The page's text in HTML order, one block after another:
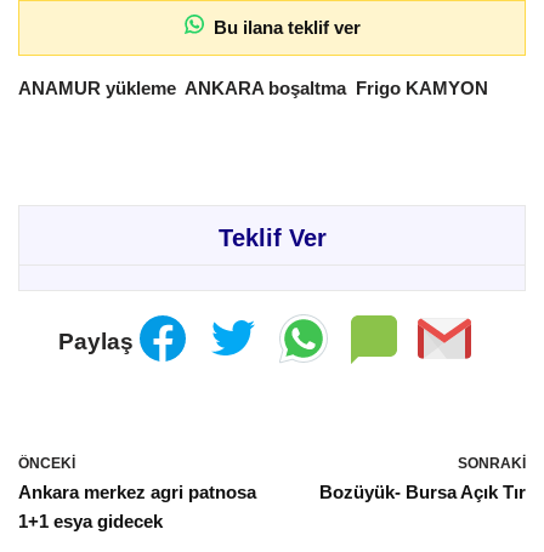
Bu ilana teklif ver
ANAMUR yükleme ANKARA boşaltma Frigo KAMYON
Teklif Ver
Paylaş
ÖNCEKI
Ankara merkez agri patnosa
1+1 esya gidecek
SONRAKI
Bozüyük- Bursa Açık Tır